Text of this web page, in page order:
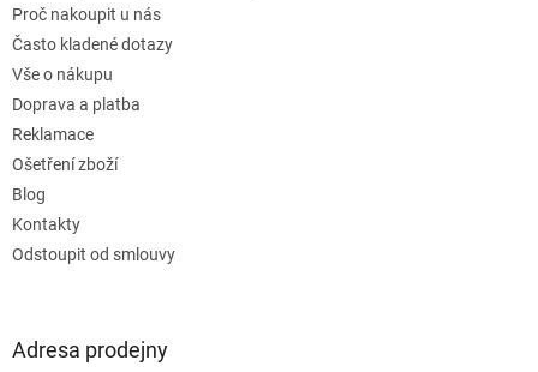
Proč nakoupit u nás
Často kladené dotazy
Vše o nákupu
Doprava a platba
Reklamace
Ošetření zboží
Blog
Kontakty
Odstoupit od smlouvy
Adresa prodejny